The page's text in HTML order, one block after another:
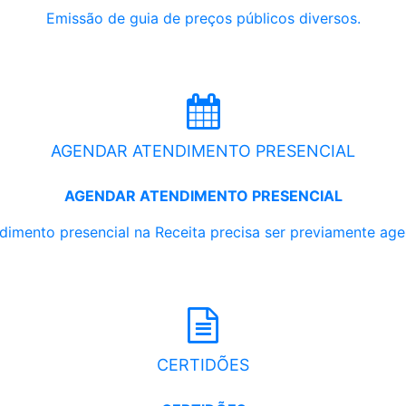
Emissão de guia de preços públicos diversos.
AGENDAR ATENDIMENTO PRESENCIAL
AGENDAR ATENDIMENTO PRESENCIAL
presencial na Receita precisa ser previamente
CERTIDÕES